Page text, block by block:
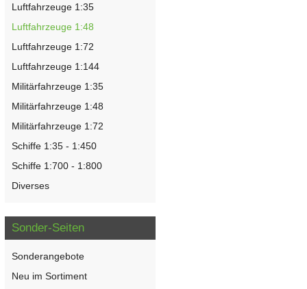
Luftfahrzeuge 1:35
Luftfahrzeuge 1:48
Luftfahrzeuge 1:72
Luftfahrzeuge 1:144
Militärfahrzeuge 1:35
Militärfahrzeuge 1:48
Militärfahrzeuge 1:72
Schiffe 1:35 - 1:450
Schiffe 1:700 - 1:800
Diverses
Sonder-Seiten
Sonderangebote
Neu im Sortiment